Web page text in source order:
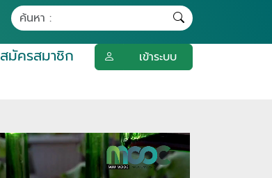
สมัครสมาชิก เข้าระบบ